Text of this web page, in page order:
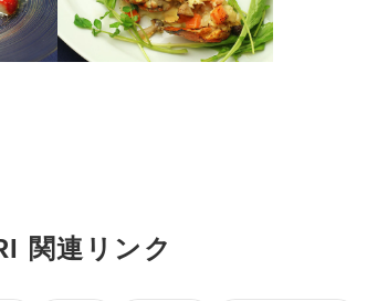
関連リンク